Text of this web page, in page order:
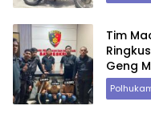
Tim
Geng